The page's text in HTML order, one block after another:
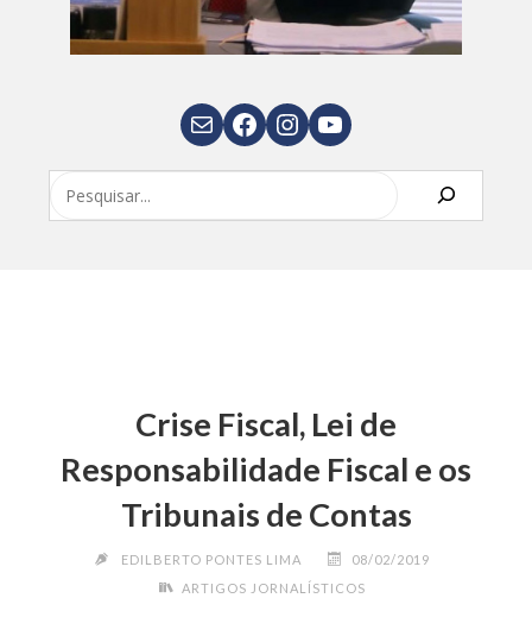
E-mailFacebook
Instagram
Youtube
Crise Fiscal, Lei de
Responsabilidade Fiscal e os
Tribunais de Contas
EDILBERTO PONTES LIMA
08/02/2019
ARTIGOS JORNALÍSTICOS